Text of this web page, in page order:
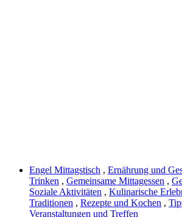
Engel Mittagstisch , Ernährung und
Trinken , Gemeinsame Mittagessen ,
Soziale Aktivitäten , Kulinarische
Traditionen , Rezepte und Kochen ,
Veranstaltungen und Treffen